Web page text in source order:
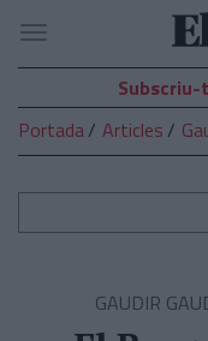
El
Temps
Navegació
Subscriu-
Portada
Articles
GAUDIR